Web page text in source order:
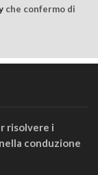
che confermo di
risolvere i
conduzione